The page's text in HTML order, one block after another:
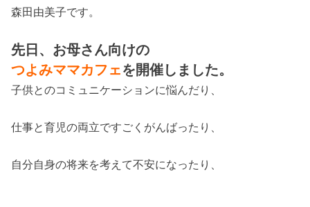
森田由美子です。
先日、お母さん向けの
つよみママカフェを開催しました。
子供とのコミュニケーションに悩んだり、
仕事と育児の両立ですごくがんばったり、
自分自身の将来を考えて不安になったり、